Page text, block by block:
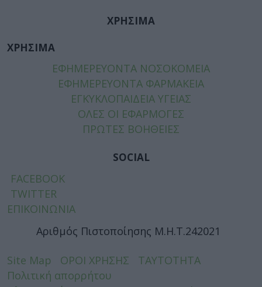
ΧΡΗΣΙΜΑ
ΧΡΗΣΙΜΑ
ΕΦΗΜΕΡΕΥΟΝΤΑ ΝΟΣΟΚΟΜΕΙΑ
ΕΦΗΜΕΡΕΥΟΝΤΑ ΦΑΡΜΑΚΕΙΑ
ΕΓΚΥΚΛΟΠΑΙΔΕΙΑ ΥΓΕΙΑΣ
ΟΛΕΣ ΟΙ ΕΦΑΡΜΟΓΕΣ
ΠΡΩΤΕΣ ΒΟΗΘΕΙΕΣ
SOCIAL
FACEBOOK
TWITTER
ΕΠΙΚΟΙΝΩΝΙΑ
Αριθμός Πιστοποίησης Μ.Η.Τ.242021
Site Map ΟΡΟΙ ΧΡΗΣΗΣ
ΤΑΥΤΟΤΗΤΑ
Πολιτική απορρήτου